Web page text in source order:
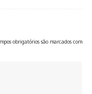
obrigatórios são marcados com